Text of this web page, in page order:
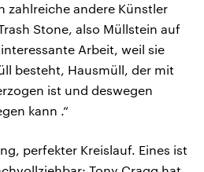
zahlreiche andere Künstler
Stone, also Müllstein auf
Arbeit, weil sie
besteht, Hausmüll, der mit
ist und deswegen
kann .“
perfekter Kreislauf. Eines ist